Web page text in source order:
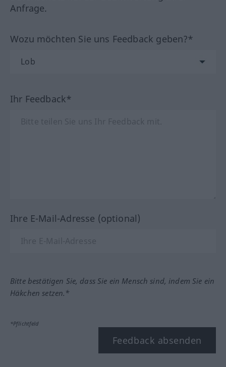
Anfrage.
Wozu möchten Sie uns Feedback geben?*
Ihr Feedback*
Ihre E-Mail-Adresse (optional)
Bitte bestätigen Sie, dass Sie ein Mensch sind, indem Sie ein
Häkchen setzen.*
*Pflichtfeld
Feedback absenden